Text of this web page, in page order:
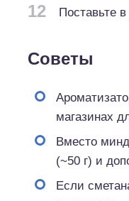
12 Поставьте
Советы
магазинах
Вместо
(~50 г) и
Если